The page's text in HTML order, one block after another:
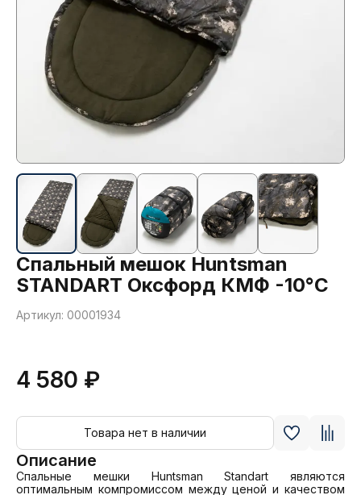
Спальный мешок Huntsman
STANDART Оксфорд КМФ -10°C
Артикул: 00001934
4 580 ₽
Товара нет в наличии
Описание
Спальные мешки Huntsman Standart являются
оптимальным компромиссом между ценой и качеством